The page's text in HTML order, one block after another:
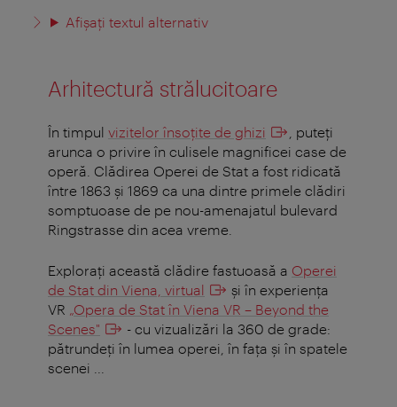
Afișați textul alternativ
Arhitectură strălucitoare
În timpul vizitelor însoţite de ghizi
, puteţi
arunca o privire în culisele magnificei case de
operă. Clădirea Operei de Stat a fost ridicată
între 1863 şi 1869 ca una dintre primele clădiri
somptuoase de pe nou-amenajatul bulevard
Ringstrasse din acea vreme.
Exploraţi această clădire fastuoasă a Operei
de Stat din Viena, virtual
şi în experienţa
VR „Opera de Stat în Viena VR – Beyond the
Scenes"
- cu vizualizări la 360 ​​de grade:
pătrundeţi în lumea operei, în faţa şi în spatele
scenei ...